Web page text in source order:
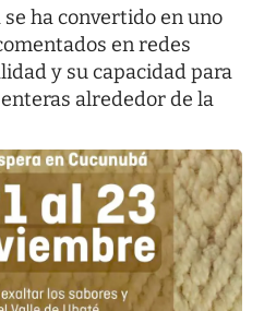
ha convertido en uno
en redes
y su capacidad para
alrededor de la